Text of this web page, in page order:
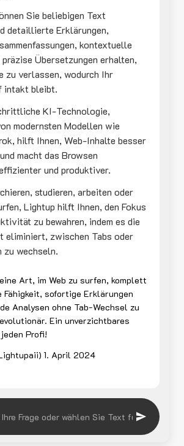
Sie beliebigen Text
detaillierte Erklärungen,
kontextuelle
Übersetzungen erhalten,
zu verlassen, wodurch Ihr
intakt bleibt.
KI-Technologie,
modernsten Modellen wie
hilft Ihnen, Web-Inhalte besser
macht das Browsen
und produktiver.
studieren, arbeiten oder
Lightup hilft Ihnen, den Fokus
zu bewahren, indem es die
eliminiert, zwischen Tabs oder
zu wechseln.
Art, im Web zu surfen, komplett
Fähigkeit, sofortige Erklärungen
Analysen ohne Tab-Wechsel zu
Ein unverzichtbares
Profi!
1. April 2024